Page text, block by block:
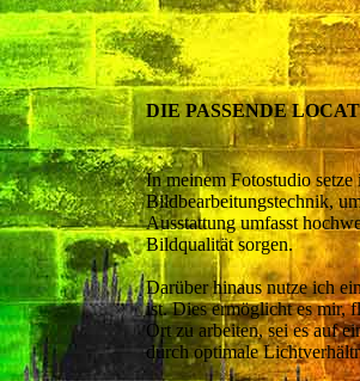
DIE PASSENDE
In meinem Fotostudio
Bildbearbeitungstechnik,
Ausstattung umfasst
Bildqualität sorgen.
Darüber hinaus nutze ich
ist. Dies ermöglicht es mir,
Ort zu arbeiten, sei es auf
durch optimale